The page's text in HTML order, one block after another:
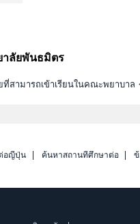
าลัยพันธมิตร
สามารถเข้าเรียนในคณะพยาบาล
อญี่ปุ่น ค้นหาสถานที่ศึกษาต่อ